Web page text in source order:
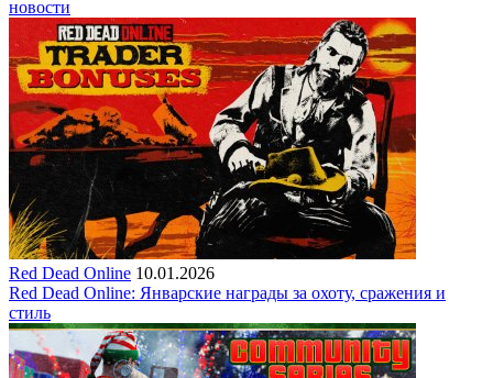
новости
Red Dead Online 10.01.2026
Red Dead Online: Январские награды за охоту, сражения и
стиль